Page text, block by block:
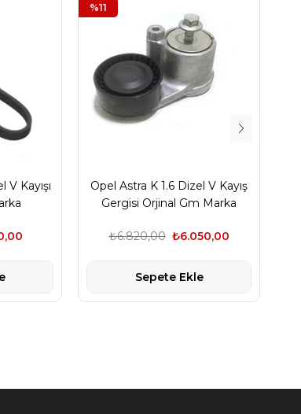
V Kayışı
Opel Astra K 1.6 Dizel V Kayış
Gergisi Orjinal Gm Marka
₺6.050,00
₺6.820,00
Sepete Ekle
%11